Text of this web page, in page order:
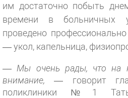
им достаточно побыть
времени в больничных
проведено
— укол, капельница,
— Мы очень рады, что на
внимание, — говорит
поликлиники №1